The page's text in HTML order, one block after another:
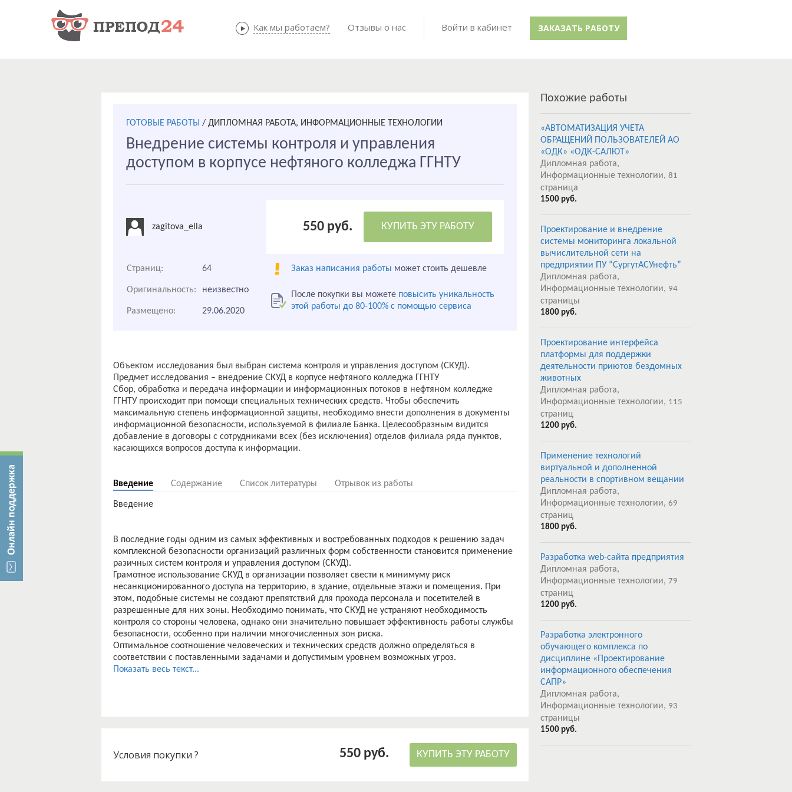
Как мы работаем? Готовые работы
Как мы работаем? Отзывы о нас Войти в кабинет ЗАКАЗАТЬ РАБОТУ
ГОТОВЫЕ РАБОТЫ / ДИПЛОМНАЯ РАБОТА, ИНФОРМАЦИОННЫЕ ТЕХНОЛОГИИ
Внедрение системы контроля и управления
доступом в корпусе нефтяного колледжа ГГНТУ
zagitova_ella 550 руб. КУПИТЬ ЭТУ РАБОТУ
Страниц: 64 Заказ написания работы может стоить дешевле
Оригинальность: неизвестно После покупки вы можете повысить уникальность
этой работы до 80-100% с помощью сервиса
Размещено: 29.06.2020
Объектом исследования был выбран система контроля и управления доступом (СКУД).
Предмет исследования – внедрение СКУД в корпусе нефтяного колледжа ГГНТУ
Сбор, обработка и передача информации и информационных потоков в нефтяном колледже
ГГНТУ происходит при помощи специальных технических средств. Чтобы обеспечить
максимальную степень информационной защиты, необходимо внести дополнения в документы
информационной безопасности, используемой в филиале Банка. Целесообразным видится
добавление в договоры с сотрудниками всех (без исключения) отделов филиала ряда пунктов,
касающихся вопросов доступа к информации.
Введение Содержание Список литературы Отрывок из работы
Введение
В последние годы одним из самых эффективных и востребованных подходов к решению задач
комплексной безопасности организаций различных форм собственности становится применение
разичных систем контроля и управления доступом (СКУД).
Грамотное использование СКУД в организации позволяет свести к минимуму риск
несанкционированного доступа на территорию, в здание, отдельные этажи и помещения. При
этом, подобные системы не создают препятствий для прохода персонала и посетителей в
разрешенные для них зоны. Необходимо понимать, что СКУД не устраняют необходимость
контроля со стороны человека, однако они значительно повышает эффективность работы службы
безопасности, особенно при наличии многочисленных зон риска.
Оптимальное соотношение человеческих и технических средств должно определяться в
соответствии с поставленными задачами и допустимым уровнем возможных угроз.
К сожалению, в настоящее время процесс выбора конкретных СКУД носит сложный характер,
Исходя из поставленной цели, предполагается решение ряда задач:
? проанализировать технико-экономические характеристики системы контроля и управления
Показать весь текст...
Условия покупки ? 550 руб. КУПИТЬ ЭТУ РАБОТУ
Похожие работы
«АВТОМАТИЗАЦИЯ УЧЕТА
ОБРАЩЕНИЙ ПОЛЬЗОВАТЕЛЕЙ АО
«ОДК» «ОДК-САЛЮТ»
Дипломная работа,
Информационные технологии, 81
страница
1500 руб.
Проектирование и внедрение
системы мониторинга локальной
вычислительной сети на
предприятии ПУ “СургутАСУнефть”
Дипломная работа,
Информационные технологии, 94
страницы
1800 руб.
Проектирование интерфейса
платформы для поддержки
деятельности приютов бездомных
животных
Дипломная работа,
Информационные технологии, 115
страниц
1200 руб.
Применение технологий
виртуальной и дополненной
реальности в спортивном вещании
Дипломная работа,
Информационные технологии, 69
страниц
1800 руб.
Разработка web-сайта предприятия
Дипломная работа,
Информационные технологии, 79
страниц
1200 руб.
Разработка электронного
обучающего комплекса по
дисциплине «Проектирование
информационного обеспечения
САПР»
Дипломная работа,
Информационные технологии, 93
страницы
1500 руб.